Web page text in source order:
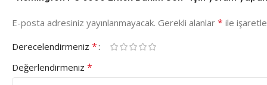
E-posta adresiniz yayınlanmayacak. Gerekli alanlar * ile
Derecelendirmeniz *
Değerlendirmeniz *